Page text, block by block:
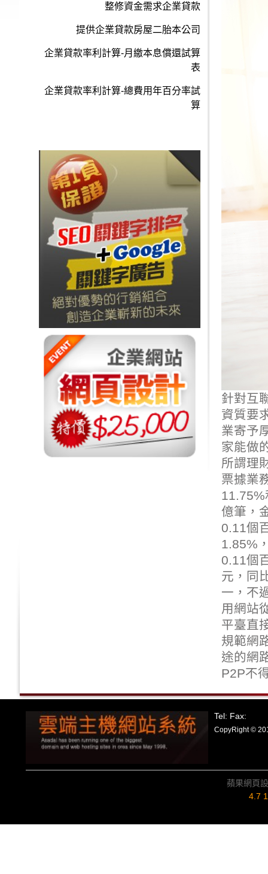
整修資金需求企業貸款
提供企業貸款房屋二胎本公司
企業貸款率利計算-月繳本息償還試算
表
企業貸款率利計算-總費用年百分率試
算
針對互
資質要
業寄予
家能做
所謂理
票據業
億筆，
0.11個
1.85%
0.11個
元，同
一，不
用網站
平臺直
規範網
途的網
P2P不
Tel: Fax:
CopyRight ©
蘋果網頁
4.7